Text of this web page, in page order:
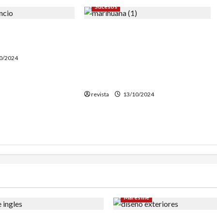
2024
Sucesos
revista 13/10/2024
Maresme